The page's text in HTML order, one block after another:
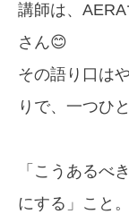
講師は、
さん😊
その語り口は
りで、一つひ
「こうあるべ
にする」こと。